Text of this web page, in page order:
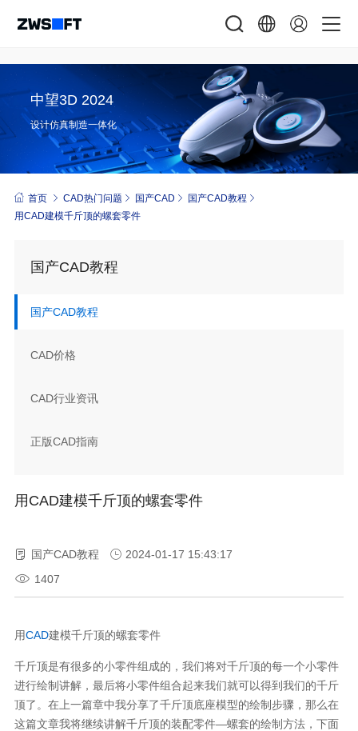
中望3D 2024
设计仿真制造一体化
首页 CAD热门问题 国产CAD
国产CAD教程
用CAD建模千斤顶的螺套零件
国产CAD教程
国产CAD教程
CAD价格
CAD行业资讯
正版CAD指南
用CAD建模千斤顶的螺套零件
国产CAD教程
2024-01-17 15:43:17
1407
用CAD建模千斤顶的螺套零件
千斤顶是有很多的小零件组成的，我们将对千斤顶的每一个小零件
进行绘制讲解，最后将小零件组合起来我们就可以得到我们的千斤
顶了。在上一篇章中我分享了千斤顶底座模型的绘制步骤，那么在
这篇文章我将继续讲解千斤顶的装配零件—螺套的绘制方法，下面